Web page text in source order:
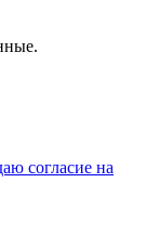
согласие на